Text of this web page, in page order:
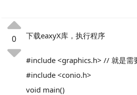
0 下载eaxyX库，执行程序
#include <graphics.h> // 就是需
#include <conio.h>
void main()